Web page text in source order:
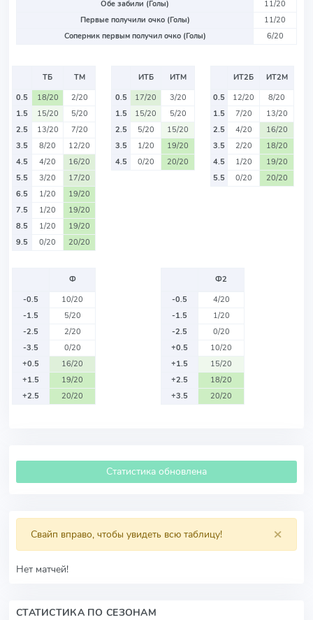
Обе забили (Голы)
11/20
Первые получили очко (Голы)
11/20
Соперник первым получил очко (Голы)
6/20
ТБ
ТМ
0.5
18/20
2/20
1.5
15/20
5/20
2.5
13/20
7/20
3.5
8/20
12/20
4.5
4/20
16/20
5.5
3/20
17/20
6.5
1/20
19/20
7.5
1/20
19/20
8.5
1/20
19/20
9.5
0/20 20/20
ИТБ
ИТМ
0.5
17/20
3/20
1.5
15/20
5/20
2.5
5/20
15/20
3.5
1/20
19/20
4.5
0/20 20/20
ИТ2Б
ИТ2М
0.5
12/20
8/20
1.5
7/20
13/20
2.5
4/20
16/20
3.5
2/20
18/20
4.5
1/20
19/20
5.5
0/20 20/20
Ф
-0.5
10/20
-1.5
5/20
-2.5
2/20
-3.5
0/20
+0.5
16/20
+1.5
19/20
+2.5
20/20
Ф2
-0.5
4/20
-1.5
1/20
-2.5
0/20
+0.5
10/20
+1.5
15/20
+2.5
18/20
+3.5
20/20
Статистика обновлена
×
Свайп вправо, чтобы увидеть всю таблицу!
Нет матчей!
СТАТИСТИКА ПО СЕЗОНАМ